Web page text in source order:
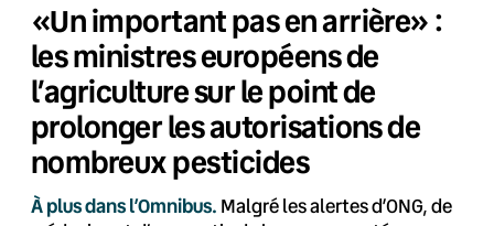
«Un important pas en arrière» :
les ministres européens de
l’agriculture sur le point de
prolonger les autorisations de
nombreux pesticides
À plus dans l’Omnibus. Malgré les alertes d’ONG, de